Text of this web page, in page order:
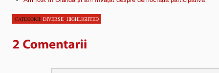
CATEGORII: DIVERSE, HIGHLIGHTED